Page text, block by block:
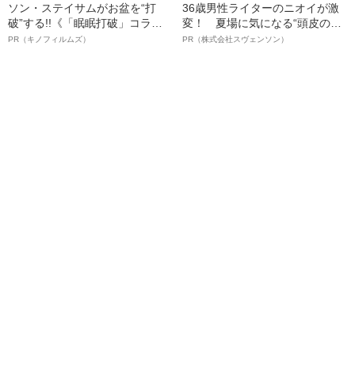
ソン・ステイサムがお盆を“打
破”する!!《「眠眠打破」コラ
ボ》
PR（キノフィルムズ）
36歳男性ライターのニオイが激
変！ 夏場に気になる“頭皮のニ
オイ”や“ベタつき”を解消す
PR（株式会社スヴェンソン）